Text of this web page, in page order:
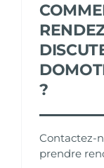
?
Contactez-
prendre